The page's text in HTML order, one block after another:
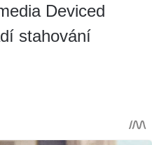
Deviced
stahování